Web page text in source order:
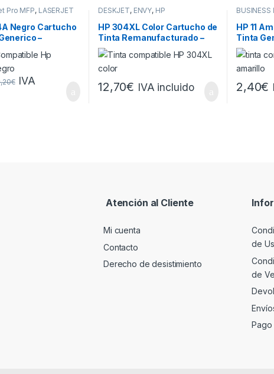
Pro MFP, LASERJET
Negro Cartucho
–
44A
€ IVA
DESKJET, ENVY, HP
HP 304XL Color Cartucho de
Tinta Remanufacturado –
Muestra Nivel de Tinta –
Reemplaza
N9K07AE/N9K05AE
12,70€ IVA incluido
BUSINESS
OFFICEJET
HP 11
Tinta
C4838A
2,40€
Atención al Cliente
Mi cuenta
Contacto
Derecho de desistimiento
de
de
Pago